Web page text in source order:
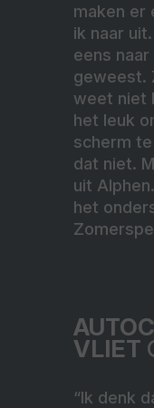
maken er
ik naar
eens
geweest.
weet niet
het leuk
scherm
dat niet.
uit
het
VLIET
“Ik denk